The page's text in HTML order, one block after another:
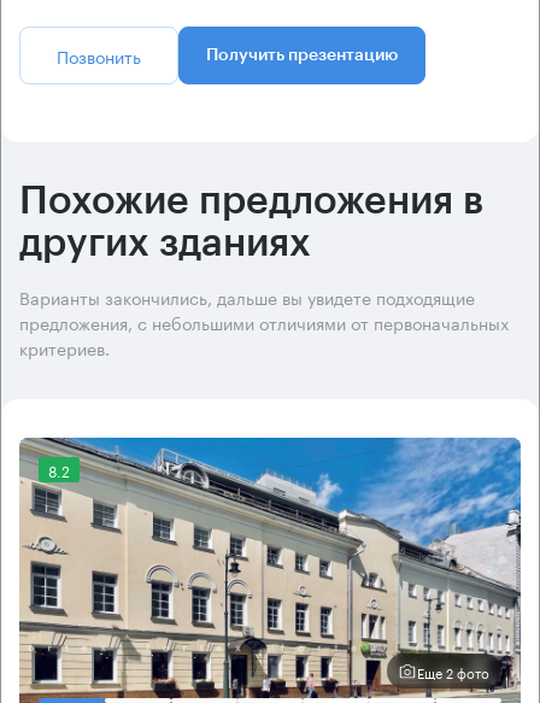
Позвонить Получить презентацию
Похожие предложения в
других зданиях
Варианты закончились, дальше вы увидете подходящие
предложения, с небольшими отличиями от первоначальных
критериев.
8.2
Еще 2 фото